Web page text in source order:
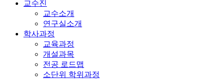
교수진
교수소개
연구실소개
학사과정
교육과정
개설과목
전공 로드맵
소단위 학위과정